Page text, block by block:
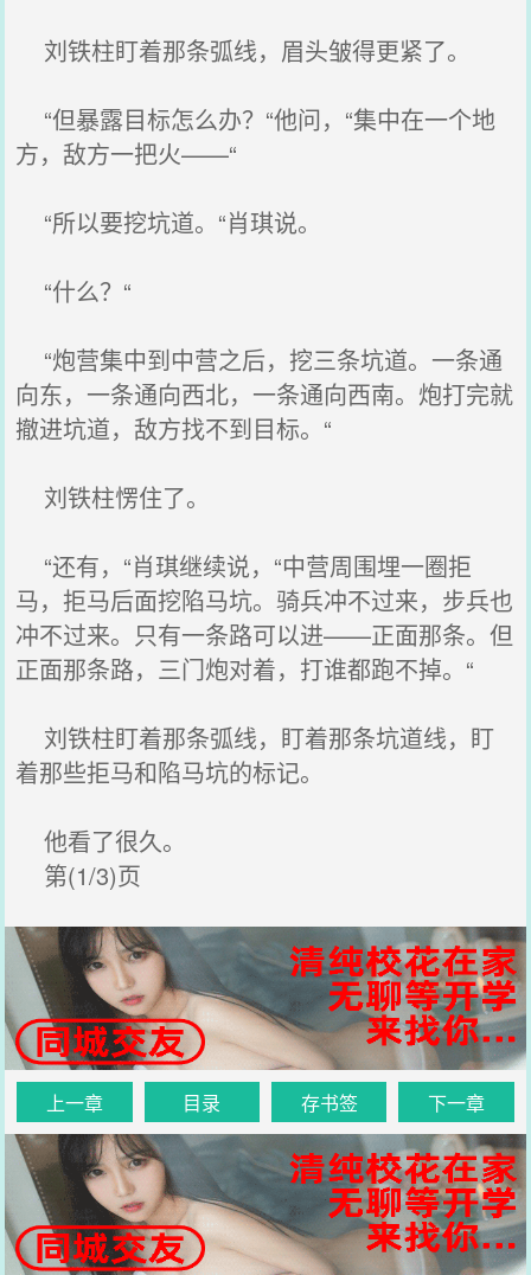
刘铁柱盯着那条弧线，眉头皱得更紧了。
“但暴露目标怎么办？“他问，“集中在一个地
方，敌方一把火——“
“所以要挖坑道。“肖琪说。
“什么？“
“炮营集中到中营之后，挖三条坑道。一条通
向东，一条通向西北，一条通向西南。炮打完就
撤进坑道，敌方找不到目标。“
刘铁柱愣住了。
“还有，“肖琪继续说，“中营周围埋一圈拒
马，拒马后面挖陷马坑。骑兵冲不过来，步兵也
冲不过来。只有一条路可以进——正面那条。但
正面那条路，三门炮对着，打谁都跑不掉。“
刘铁柱盯着那条弧线，盯着那条坑道线，盯
着那些拒马和陷马坑的标记。
他看了很久。
第(1/3)页
上一章 目录 存书签 下一章